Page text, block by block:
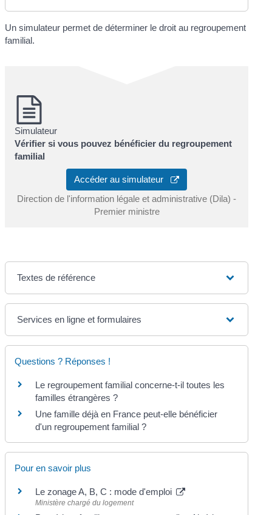
Un simulateur permet de déterminer le droit au regroupement
familial.
Simulateur
Vérifier si vous pouvez bénéficier du regroupement
familial
Accéder au simulateur
Direction de l'information légale et administrative (Dila) -
Premier ministre
Textes de référence
Services en ligne et formulaires
Questions ? Réponses !
Le regroupement familial concerne-t-il toutes les
familles étrangères ?
Une famille déjà en France peut-elle bénéficier
d'un regroupement familial ?
Pour en savoir plus
Le zonage A, B, C : mode d'emploi
Ministère chargé du logement